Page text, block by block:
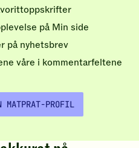
på Min side
på nyhetsbrev
våre i kommentarfeltene
MATPRAT-PROFIL